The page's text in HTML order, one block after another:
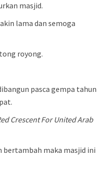
masjid.
lama dan semoga
royong.
pasca gempa tahun
Crescent For United Arab
bertambah maka masjid ini